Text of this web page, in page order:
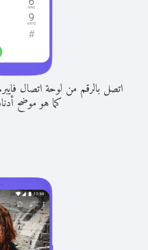
اتصل بالرقم من لوحة اتصال فايبر.
كما هو موضح